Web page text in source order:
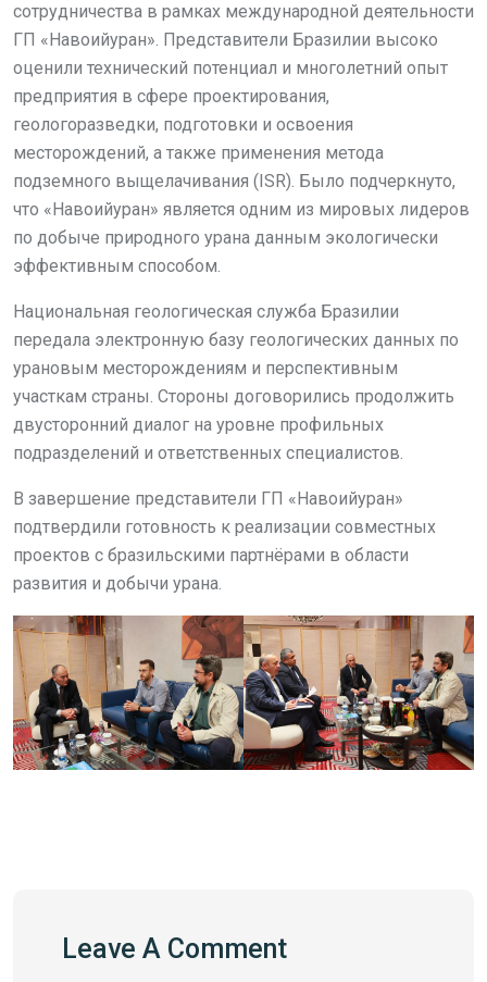
сотрудничества в рамках международной деятельности
ГП «Навоийуран». Представители Бразилии высоко
оценили технический потенциал и многолетний опыт
предприятия в сфере проектирования,
геологоразведки, подготовки и освоения
месторождений, а также применения метода
подземного выщелачивания (ISR). Было подчеркнуто,
что «Навоийуран» является одним из мировых лидеров
по добыче природного урана данным экологически
эффективным способом.
Национальная геологическая служба Бразилии
передала электронную базу геологических данных по
урановым месторождениям и перспективным
участкам страны. Стороны договорились продолжить
двусторонний диалог на уровне профильных
подразделений и ответственных специалистов.
В завершение представители ГП «Навоийуран»
подтвердили готовность к реализации совместных
проектов с бразильскими партнёрами в области
развития и добычи урана.
Leave A Comment